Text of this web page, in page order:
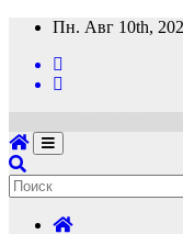
Перейти
содержимому
Пн. Авг 10th,